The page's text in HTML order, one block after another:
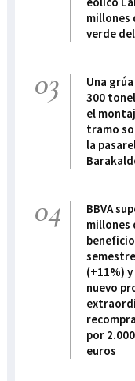
millones
verde del
03
Una
300
el
tramo
la
04
BBVA
millones
(+11%)
nuevo
por
euros